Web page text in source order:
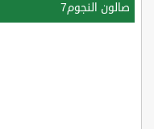
صالون النجوم7